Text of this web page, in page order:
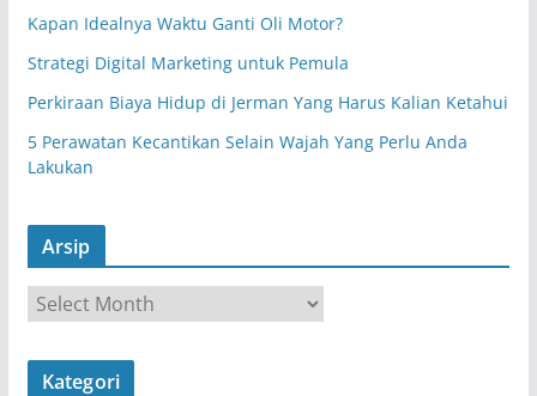
Kapan Idealnya Waktu Ganti Oli Motor?
Strategi Digital Marketing untuk Pemula
Perkiraan Biaya Hidup di Jerman Yang Harus Kalian Ketahui
5 Perawatan Kecantikan Selain Wajah Yang Perlu Anda
Lakukan
Arsip
r
s
Kategori